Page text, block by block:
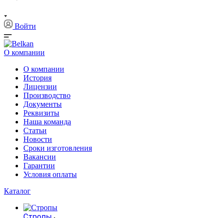
Войти
О компании
О компании
История
Лицензии
Производство
Документы
Реквизиты
Наша команда
Статьи
Новости
Сроки изготовления
Вакансии
Гарантии
Условия оплаты
Каталог